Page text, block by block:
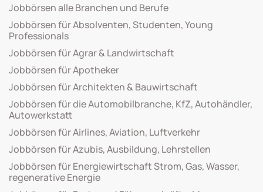
Jobbörsen alle Branchen und Berufe
Jobbörsen für Absolventen, Studenten, Young
Professionals
Jobbörsen für Agrar & Landwirtschaft
Jobbörsen für Apotheker
Jobbörsen für Architekten & Bauwirtschaft
Jobbörsen für die Automobilbranche, KfZ, Autohändler,
Autowerkstatt
Jobbörsen für Airlines, Aviation, Luftverkehr
Jobbörsen für Azubis, Ausbildung, Lehrstellen
Jobbörsen für Energiewirtschaft Strom, Gas, Wasser,
regenerative Energie